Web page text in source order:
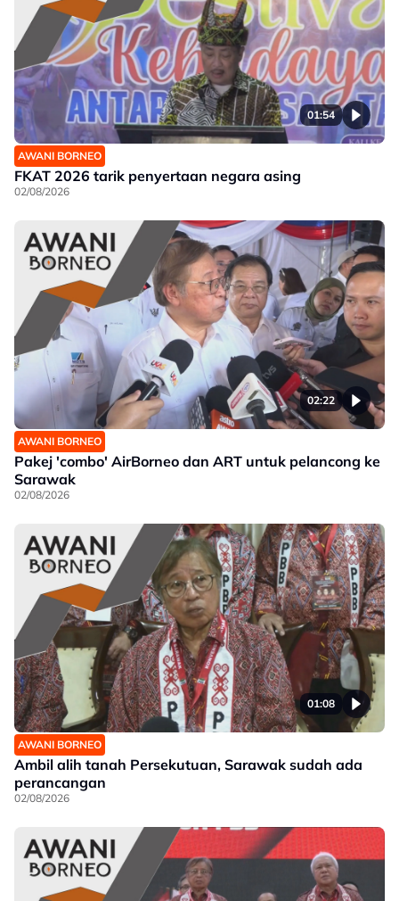
01:54
AWANI BORNEO
FKAT 2026 tarik penyertaan negara asing
02/08/2026
02:22
AWANI BORNEO
Pakej 'combo' AirBorneo dan ART untuk pelancong ke
Sarawak
02/08/2026
01:08
AWANI BORNEO
Ambil alih tanah Persekutuan, Sarawak sudah ada
perancangan
02/08/2026